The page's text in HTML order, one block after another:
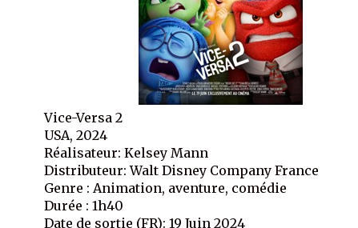
Vice-Versa 2
USA, 2024
Réalisateur: Kelsey Mann
Distributeur: Walt Disney Company France
Genre : Animation, aventure, comédie
Durée : 1h40
Date de sortie (FR): 19 Juin 2024